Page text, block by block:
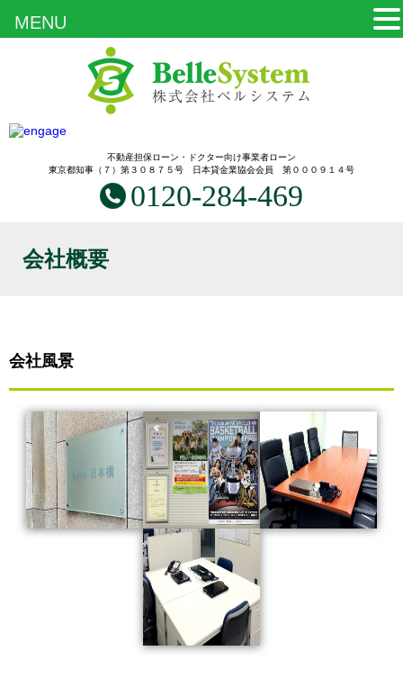
不動産担保ローン・ドクター向け事業者ローン
東京都知事（７）第３０８７５号 日本貸金業協会会員 第０００９１４号
0120-284-469
会社概要
会社風景
MENU